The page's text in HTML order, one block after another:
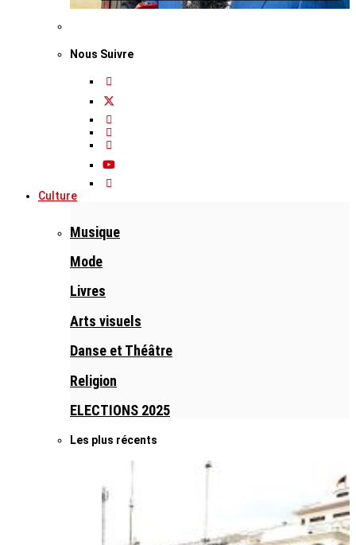
Nous Suivre
Culture
Musique
Mode
Livres
Arts visuels
Danse et Théâtre
Religion
ELECTIONS 2025
Les plus récents